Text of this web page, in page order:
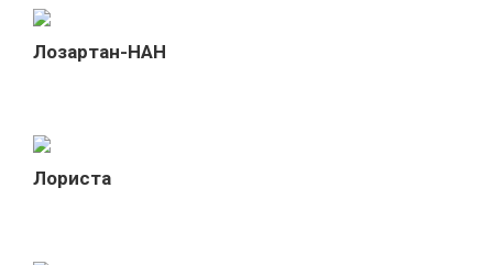
Лозартан-НАН
Лориста